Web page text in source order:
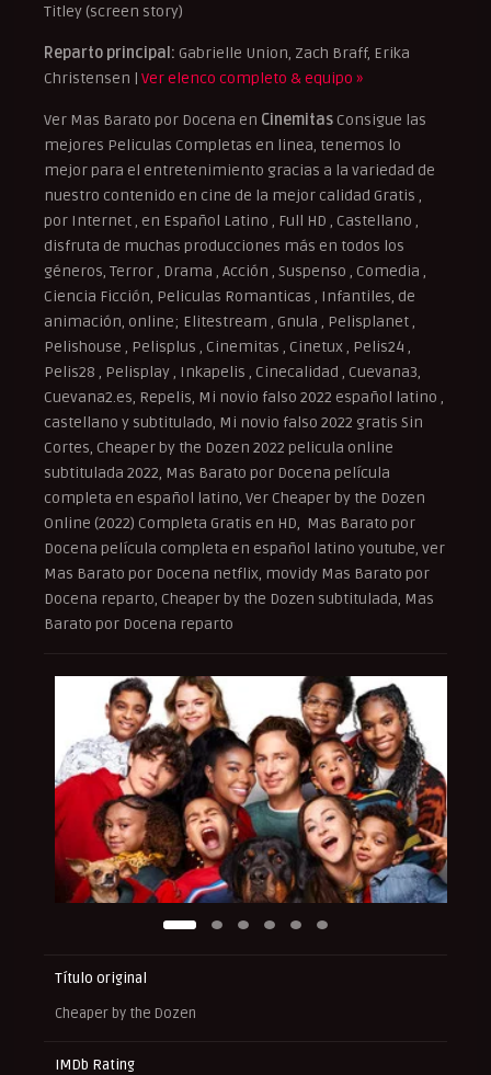
Titley (screen story)
Reparto principal: Gabrielle Union, Zach Braff, Erika
Christensen | Ver elenco completo & equipo »
Ver Mas Barato por Docena en Cinemitas Consigue las
mejores Peliculas Completas en linea, tenemos lo
mejor para el entretenimiento gracias a la variedad de
nuestro contenido en cine de la mejor calidad Gratis ,
por Internet , en Español Latino , Full HD , Castellano ,
disfruta de muchas producciones más en todos los
géneros, Terror , Drama , Acción , Suspenso , Comedia ,
Ciencia Ficción, Peliculas Romanticas , Infantiles, de
animación, online; Elitestream , Gnula , Pelisplanet ,
Pelishouse , Pelisplus , Cinemitas , Cinetux , Pelis24 ,
Pelis28 , Pelisplay , Inkapelis , Cinecalidad , Cuevana3,
Cuevana2.es, Repelis, Mi novio falso 2022 español latino ,
castellano y subtitulado, Mi novio falso 2022 gratis Sin
Cortes, Cheaper by the Dozen 2022 pelicula online
subtitulada 2022, Mas Barato por Docena película
completa en español latino, Ver Cheaper by the Dozen
Online (2022) Completa Gratis en HD, Mas Barato por
Docena película completa en español latino youtube, ver
Mas Barato por Docena netflix, movidy Mas Barato por
Docena reparto, Cheaper by the Dozen subtitulada, Mas
Barato por Docena reparto
Título original
Cheaper by the Dozen
IMDb Rating